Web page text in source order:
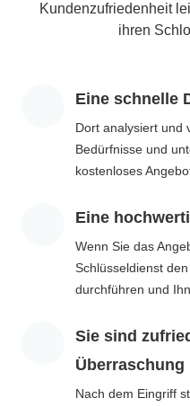
Kundenzufriedenheit
ihren
Eine schnelle
Dort analysiert und
Bedürfnisse und
kostenloses
Eine
Wenn Sie das
Schlüsseldienst
durchführen und
Sie sind
Überraschung
Nach dem Eingriff